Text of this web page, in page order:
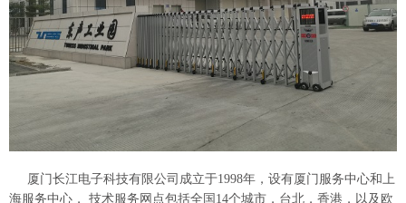
厦门长江电子科技有限公司成立于1998年，设有厦门服务中心和上
海服务中心， 技术服务网点包括全国14个城市，台北，香港，以及欧